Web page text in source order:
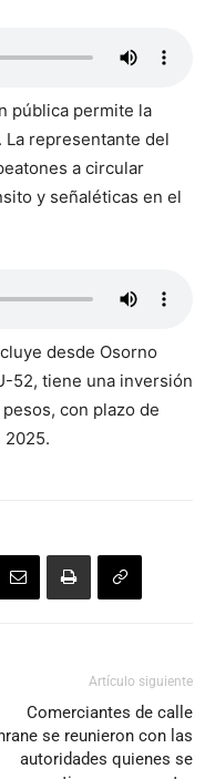
pública permite la
La representante del
a circular
y señaléticas en el
desde Osorno
52, tiene una inversión
con plazo de
2025.
Artículo siguiente
Comerciantes de calle
se reunieron con las
autoridades quienes se